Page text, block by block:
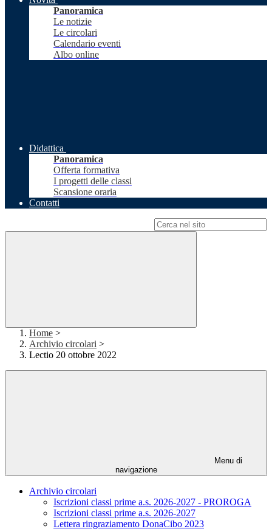
Panoramica
Le notizie
Le circolari
Calendario eventi
Albo online
Didattica
Panoramica
Offerta formativa
I progetti delle classi
Scansione oraria
Contatti
Home >
Archivio circolari >
Lectio 20 ottobre 2022
Menu di
navigazione
Archivio circolari
Iscrizioni classi prime a.s. 2026-2027 - PROROGA
Iscrizioni classi prime a.s. 2026-2027
Lettera ringraziamento DonaCibo 2023